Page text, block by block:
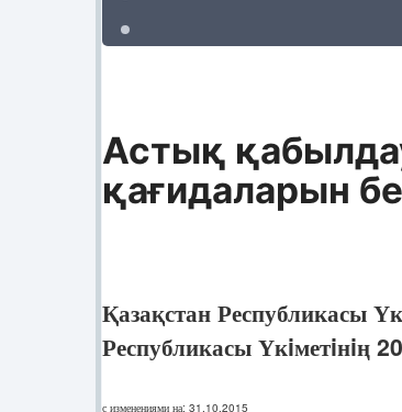
Астық
қағидаларын
Қазақстан Республикасы
Республикасы Үкiметiнiң
с изменениями на: 31.10.2015